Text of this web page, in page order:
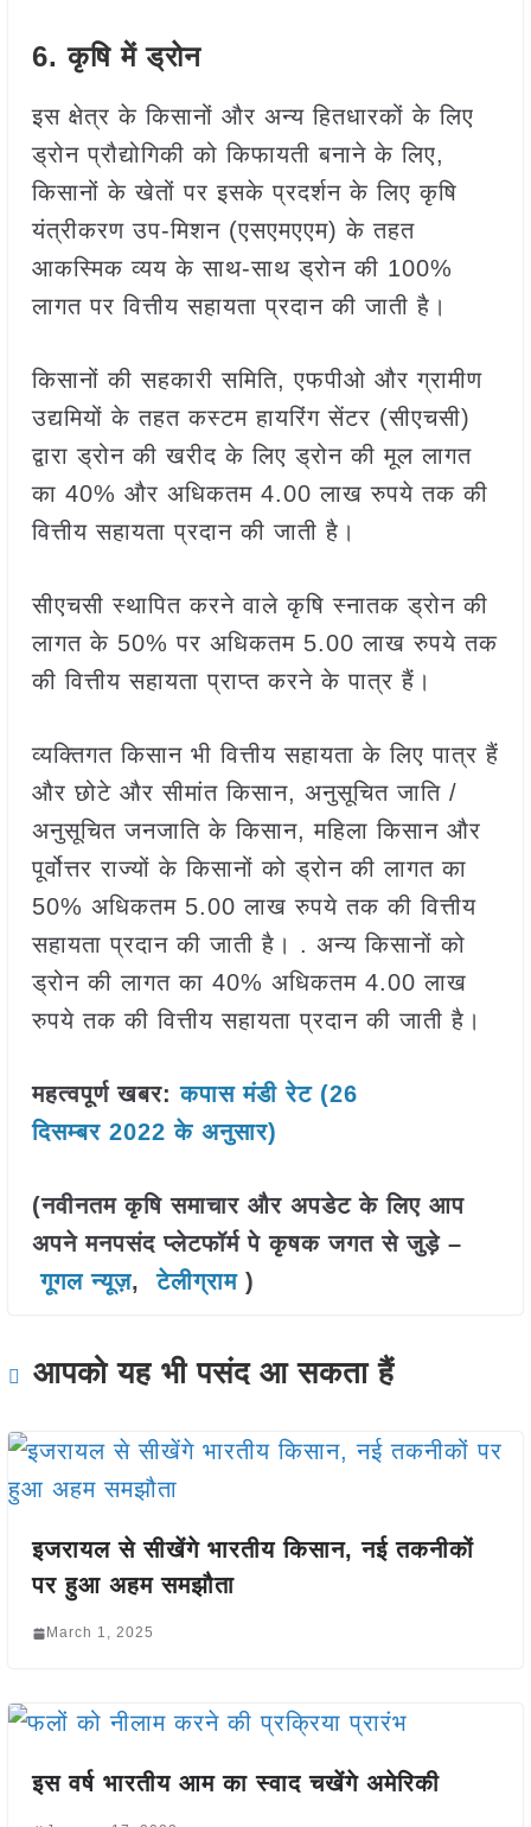
6.कृषि में ड्रोन
इस क्षेत्र के किसानों और अन्य हितधारकों के लिए
ड्रोन प्रौद्योगिकी को किफायती बनाने के लिए,
किसानों के खेतों पर इसके प्रदर्शन के लिए कृषि
यंत्रीकरण उप-मिशन (एसएमएएम) के तहत
आकस्मिक व्यय के साथ-साथ ड्रोन की 100%
लागत पर वित्तीय सहायता प्रदान की जाती है।
किसानों की सहकारी समिति, एफपीओ और ग्रामीण
उद्यमियों के तहत कस्टम हायरिंग सेंटर (सीएचसी)
द्वारा ड्रोन की खरीद के लिए ड्रोन की मूल लागत
का 40% और अधिकतम 4.00 लाख रुपये तक की
वित्तीय सहायता प्रदान की जाती है।
सीएचसी स्थापित करने वाले कृषि स्नातक ड्रोन की
लागत के 50% पर अधिकतम 5.00 लाख रुपये तक
की वित्तीय सहायता प्राप्त करने के पात्र हैं।
व्यक्तिगत किसान भी वित्तीय सहायता के लिए पात्र हैं
और छोटे और सीमांत किसान, अनुसूचित जाति /
अनुसूचित जनजाति के किसान, महिला किसान और
पूर्वोत्तर राज्यों के किसानों को ड्रोन की लागत का
50% अधिकतम 5.00 लाख रुपये तक की वित्तीय
सहायता प्रदान की जाती है। . अन्य किसानों को
ड्रोन की लागत का 40% अधिकतम 4.00 लाख
रुपये तक की वित्तीय सहायता प्रदान की जाती है।
महत्वपूर्ण खबर:कपास मंडी रेट (26
दिसम्बर 2022 के अनुसार)
(नवीनतम कृषि समाचार और अपडेट के लिए आप
अपने मनपसंद प्लेटफॉर्म पे कृषक जगत से जुड़े –
गूगल न्यूज़,टेलीग्राम )
आपको यह भी पसंद आ सकता हैं
इजरायल से सीखेंगे भारतीय किसान, नई तकनीकों
पर हुआ अहम समझौता
March 1, 2025
इस वर्ष भारतीय आम का स्वाद चखेंगे अमेरिकी